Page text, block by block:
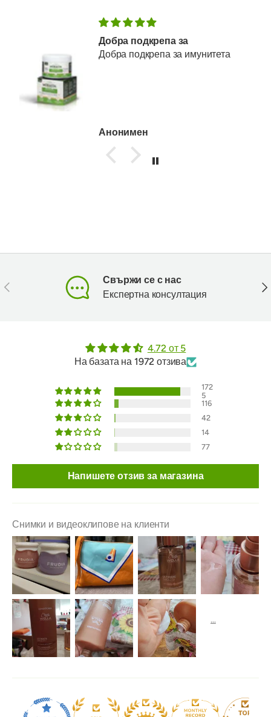
Добра подкрепа за
Добра подкрепа за имунитета
Анонимен
Предишен
Свържи се с нас
Експертна консултация
4.72 от 5
На базата на 1972 отзива
172
5
116
42
14
77
Напишете отзив за магазина
Снимки и видеоклипове на клиенти